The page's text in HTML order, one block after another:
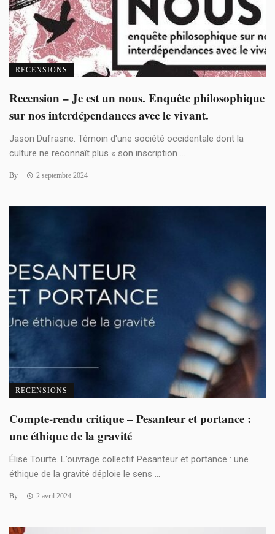
RECENSIONS
Recension – Je est un nous. Enquête philosophique
sur nos interdépendances avec le vivant.
Jason Dufrasne. Témoin d'une société occidentale dont la
culture ne reconnaît plus « son inscription ...
By 2 septembre 2024
RECENSIONS
Compte-rendu critique – Pesanteur et portance :
une éthique de la gravité
Élise Tourte. L’ouvrage collectif Pesanteur et portance : une
éthique de la gravité déploie le sens ...
By 2 avril 2024